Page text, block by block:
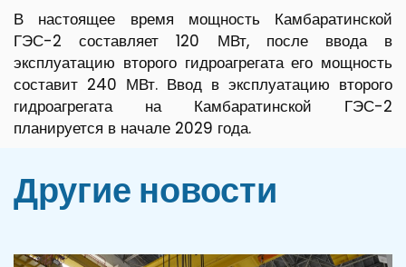
В настоящее время мощность Камбаратинской
ГЭС-2 составляет 120 МВт, после ввода в
эксплуатацию второго гидроагрегата его мощность
составит 240 МВт. Ввод в эксплуатацию второго
гидроагрегата на Камбаратинской ГЭС-2
планируется в начале 2029 года.
Другие новости